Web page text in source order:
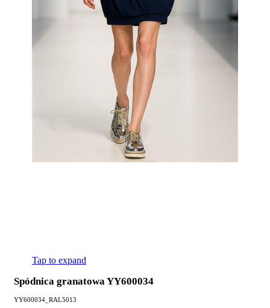
Tap to expand
Spódnica granatowa YY600034
YY600034_RAL5013